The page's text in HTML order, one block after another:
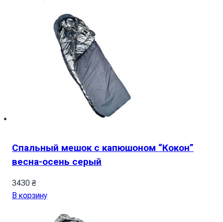
Спальный мешок с капюшоном “Кокон”
весна-осень серый
3430 ₴
В корзину